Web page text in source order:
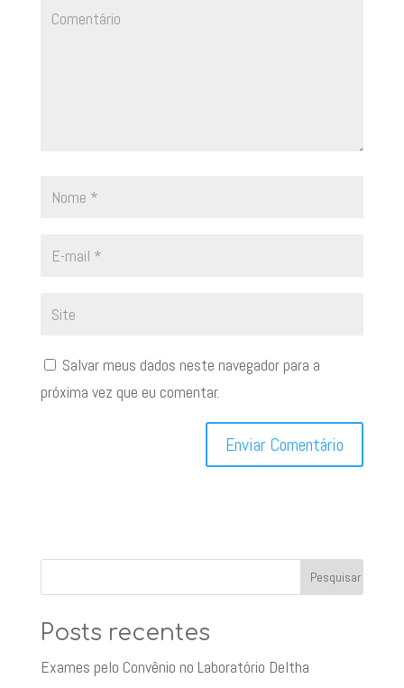
Salvar meus dados neste navegador para a
próxima vez que eu comentar.
Posts recentes
Exames pelo Convênio no Laboratório Deltha